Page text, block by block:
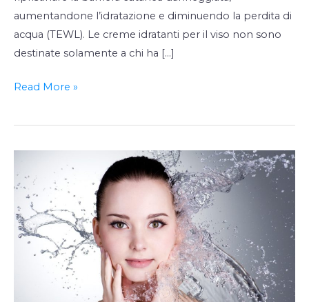
aumentandone l’idratazione e diminuendo la perdita di
acqua (TEWL). Le creme idratanti per il viso non sono
destinate solamente a chi ha […]
Read More »